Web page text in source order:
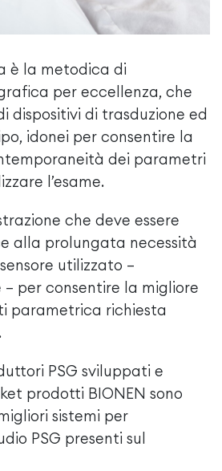
è la metodica di
per eccellenza, che
dispositivi di trasduzione ed
idonei per consentire la
dei parametri
l’esame.
che deve essere
alla prolungata necessità
utilizzato –
per consentire la migliore
parametrica richiesta
PSG sviluppati e
prodotti BIONEN sono
sistemi per
PSG presenti sul